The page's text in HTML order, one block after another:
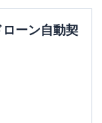
ーン自動契